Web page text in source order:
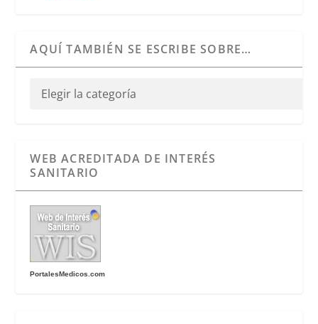
AQUÍ TAMBIÉN SE ESCRIBE SOBRE…
WEB ACREDITADA DE INTERÉS
SANITARIO
PortalesMedicos.com